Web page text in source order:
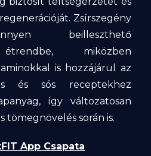
Zsírszegény
beilleszthető
étrendbe, miközben
is hozzájárul az
és sós receptekhez
így változatosan
tömegnövelés során is.
App Csapata